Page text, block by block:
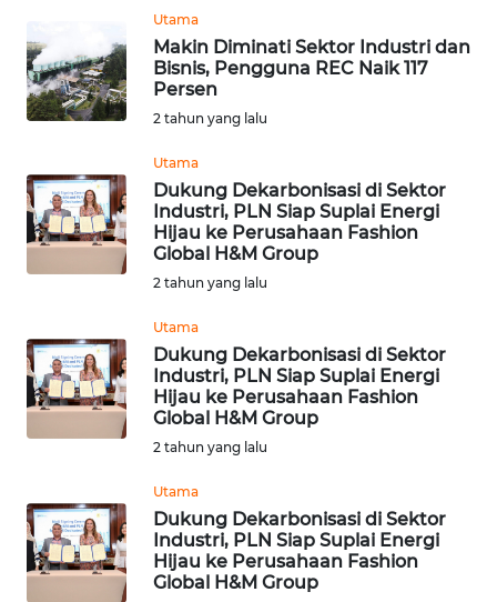
Utama
Makin Diminati Sektor Industri dan
Bisnis, Pengguna REC Naik 117
Persen
2 tahun yang lalu
Utama
Dukung Dekarbonisasi di Sektor
Industri, PLN Siap Suplai Energi
Hijau ke Perusahaan Fashion
Global H&M Group
2 tahun yang lalu
Utama
Dukung Dekarbonisasi di Sektor
Industri, PLN Siap Suplai Energi
Hijau ke Perusahaan Fashion
Global H&M Group
2 tahun yang lalu
Utama
Dukung Dekarbonisasi di Sektor
Industri, PLN Siap Suplai Energi
Hijau ke Perusahaan Fashion
Global H&M Group
KEPRI
WN
WN
PAPUA
BARAT
WN
SERAMBI
WN
SULTRA